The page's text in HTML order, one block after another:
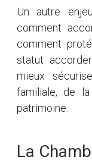
Un autre
comment
comment
statut
mieux
familiale, de
patrimoine.
La